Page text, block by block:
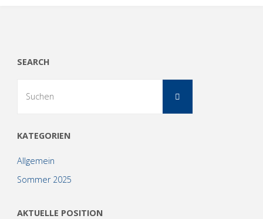
SEARCH
Suchen
KATEGORIEN
Allgemein
Sommer 2025
AKTUELLE POSITION